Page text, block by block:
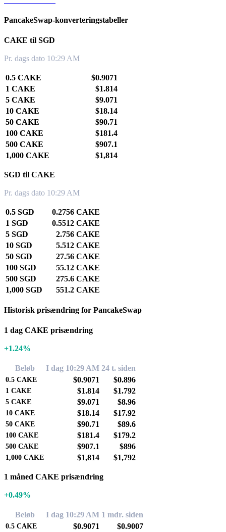
PancakeSwap-konverteringstabeller
CAKE til SGD
Pr. dags dato 10:29 AM
0.5 CAKE
$0.9071
1 CAKE
$1.814
5 CAKE
$9.071
10 CAKE
$18.14
50 CAKE
$90.71
100 CAKE
$181.4
500 CAKE
$907.1
1,000 CAKE
$1,814
SGD til CAKE
Pr. dags dato 10:29 AM
0.5 SGD
0.2756 CAKE
1 SGD
0.5512 CAKE
5 SGD
2.756 CAKE
10 SGD
5.512 CAKE
50 SGD
27.56 CAKE
100 SGD
55.12 CAKE
500 SGD
275.6 CAKE
1,000 SGD
551.2 CAKE
Historisk prisændring for PancakeSwap
1 dag CAKE prisændring
+1.24%
Beløb I dag 10:29 AM 24 t. siden
0.5 CAKE $0.9071 $0.896
1 CAKE $1.814 $1.792
5 CAKE $9.071 $8.96
10 CAKE $18.14 $17.92
50 CAKE $90.71 $89.6
100 CAKE $181.4 $179.2
500 CAKE $907.1 $896
1,000 CAKE $1,814 $1,792
1 måned CAKE prisændring
+0.49%
Beløb I dag 10:29 AM 1 mdr. siden
0.5 CAKE $0.9071 $0.9007